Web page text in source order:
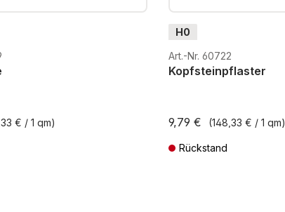
€ / 1 qm)
H0
Art.-Nr. 60722
Kopfsteinpflaster
9,79 € (148,33 € / 1 qm)
Rückstand